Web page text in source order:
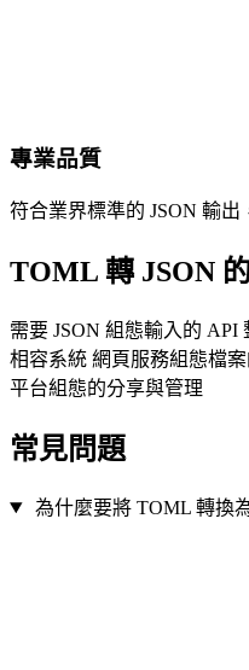
專業品質
符合業界標準的 JSON 輸
TOML 轉 JSON
需要 JSON 組態輸入的 API
相容系統 網頁服務組態檔
平台組態的分享與管理
常見問題
為什麼要將 TOML 轉換